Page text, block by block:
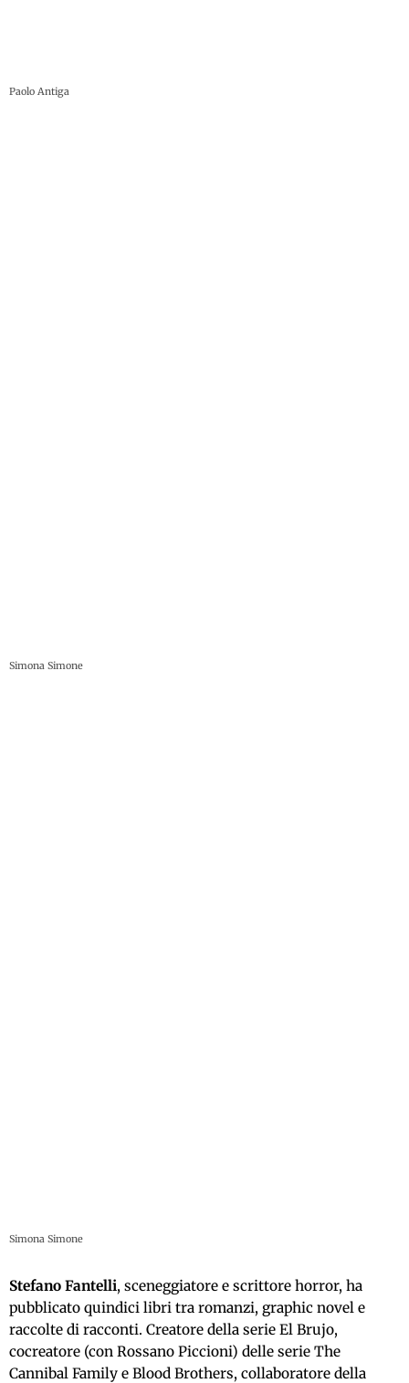
Paolo Antiga
Simona Simone
Simona Simone
Stefano Fantelli, sceneggiatore e scrittore horror, ha
pubblicato quindici libri tra romanzi, graphic novel e
raccolte di racconti. Creatore della serie El Brujo,
cocreatore (con Rossano Piccioni) delle serie The
Cannibal Family e Blood Brothers, collaboratore della